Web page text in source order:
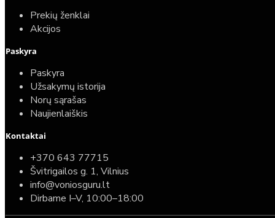
Prekių ženklai
Akcijos
Paskyra
Paskyra
Užsakymų istorija
Norų sąrašas
Naujienlaiškis
Kontaktai
+370 643 77715
Švitrigailos g. 1, Vilnius
info@voniosguru.lt
Dirbame I–V, 10:00–18:00